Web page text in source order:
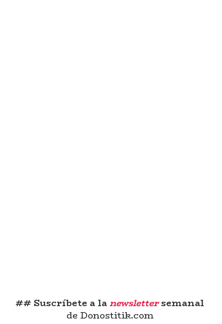
## Suscríbete a lanewslettersemanal
de Donostitik.com